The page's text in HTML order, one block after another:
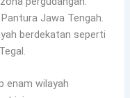
Jawa Tengah.
berdekatan seperti
enam wilayah